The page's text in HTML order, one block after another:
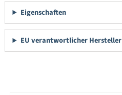
Eigenschaften
EU verantwortlicher Hersteller